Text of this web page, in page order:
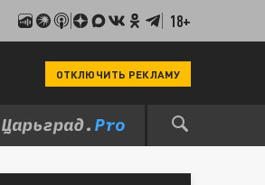
18+
ОТКЛЮЧИТЬ РЕКЛАМУ